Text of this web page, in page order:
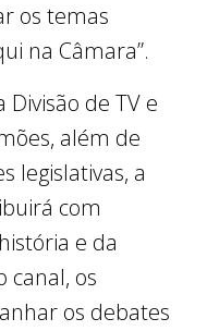
os temas
na Câmara”.
de TV e
além de
legislativas, a
com
e da
canal, os
os debates